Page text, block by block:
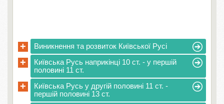
+ Виникнення та розвиток Київської Русі
+
Київська Русь наприкінці 10 ст. - у першій
половині 11 ст.
+
Київська Русь у другій половині 11 ст. -
першій половині 13 ст.